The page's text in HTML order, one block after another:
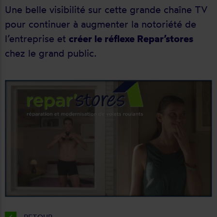
Une belle visibilité sur cette grande chaîne TV
pour continuer à augmenter la notoriété de
l’entreprise et créer le réflexe Repar’stores
chez le grand public.